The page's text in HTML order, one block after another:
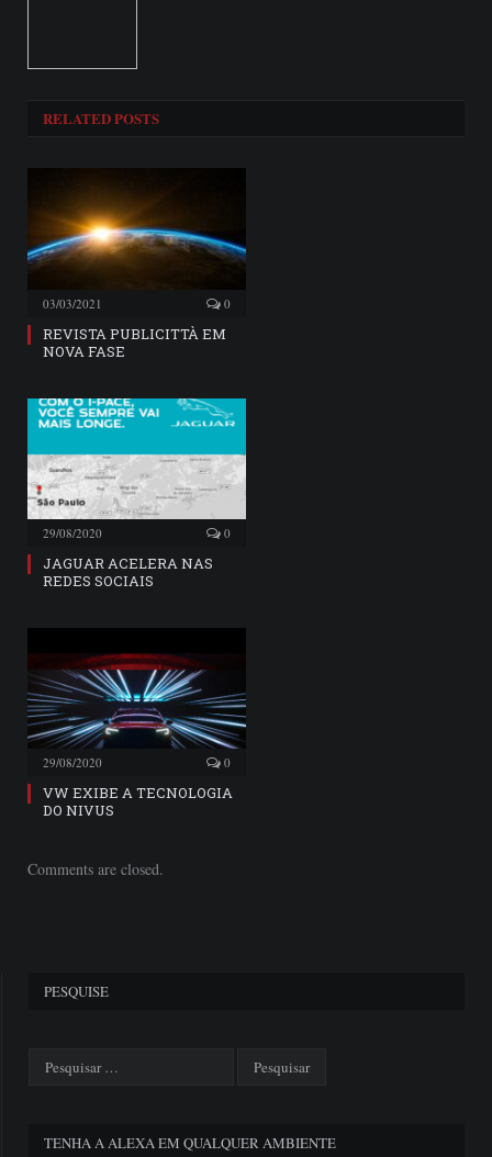
RELATEDPOSTS
03/03/2021 0
REVISTA PUBLICITTÀ EM
NOVA FASE
29/08/2020 0
JAGUAR ACELERA NAS
REDES SOCIAIS
29/08/2020 0
VW EXIBE A TECNOLOGIA
DO NIVUS
Comments are closed.
PESQUISE
TENHA A ALEXA EM QUALQUER AMBIENTE